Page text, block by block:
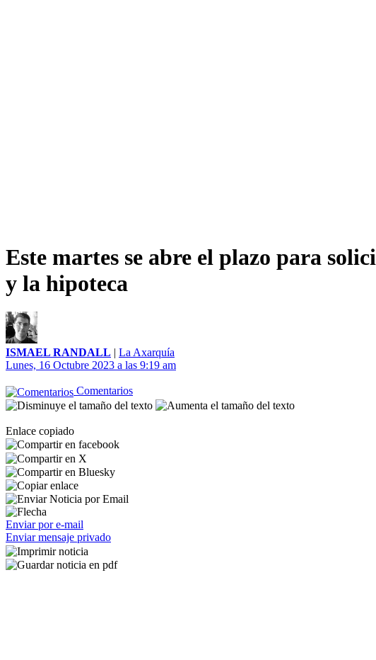
Este martes se abre el plazo para
y la hipoteca
ISMAEL RANDALL | La Axarquía
Lunes, 16 Octubre 2023 a las 9:19 am
Comentarios
Enlace copiado
Enviar por e-mail
Enviar mensaje privado